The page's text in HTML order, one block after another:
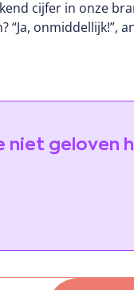
cijfer in onze
onmiddellijk!”,
geloven